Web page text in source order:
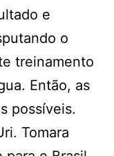
e
o
treinamento
Então, as
possíveis.
Tomara